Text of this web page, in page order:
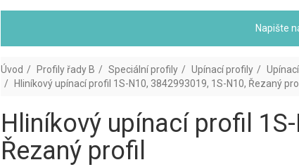
Napište
Úvod Profily řady B Speciální profily Upínací profily
Hliníkový upínací profil 1S-N10, 3842993019, 1S-N10, Řezaný
Hliníkový upínací profil
Řezaný profil